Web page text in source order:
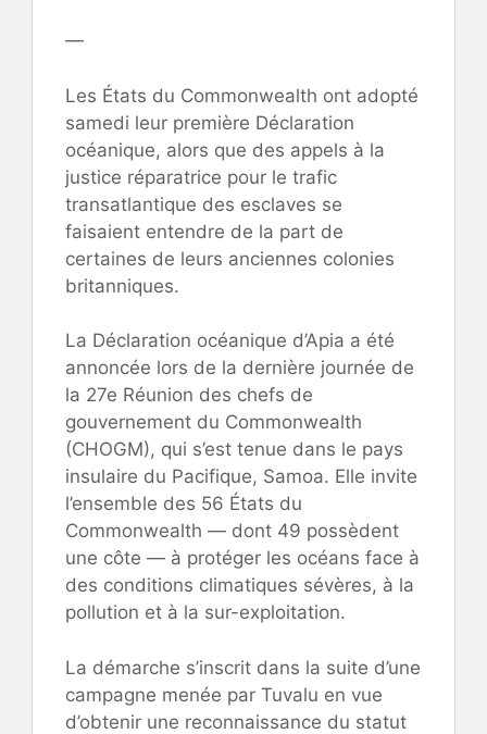
—
Les États du Commonwealth ont adopté
samedi leur première Déclaration
océanique, alors que des appels à la
justice réparatrice pour le trafic
transatlantique des esclaves se
faisaient entendre de la part de
certaines de leurs anciennes colonies
britanniques.
La Déclaration océanique d’Apia a été
annoncée lors de la dernière journée de
la 27e Réunion des chefs de
gouvernement du Commonwealth
(CHOGM), qui s’est tenue dans le pays
insulaire du Pacifique, Samoa. Elle invite
l’ensemble des 56 États du
Commonwealth — dont 49 possèdent
une côte — à protéger les océans face à
des conditions climatiques sévères, à la
pollution et à la sur-exploitation.
La démarche s’inscrit dans la suite d’une
campagne menée par Tuvalu en vue
d’obtenir une reconnaissance du statut